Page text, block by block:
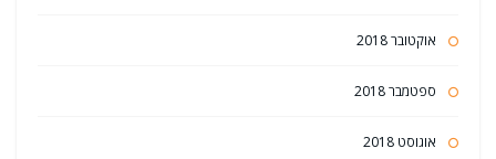
אוקטובר 2018
ספטמבר 2018
אוגוסט 2018